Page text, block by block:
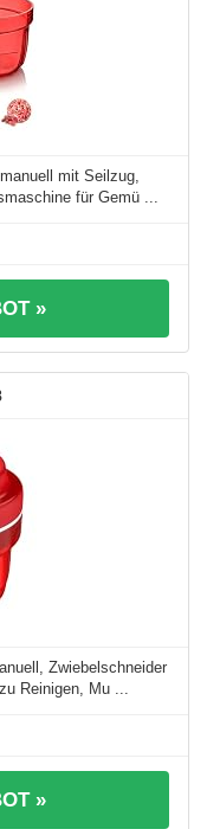
mit Seilzug,
für Gemü ...
»
Zwiebelschneider
Reinigen, Mu ...
»